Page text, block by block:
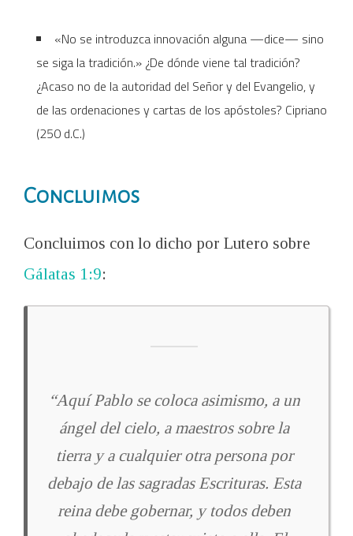
«No se introduzca innovación alguna —dice— sino
se siga la tradición.» ¿De dónde viene tal tradición?
¿Acaso no de la autoridad del Señor y del Evangelio, y
de las ordenaciones y cartas de los apóstoles? Cipriano
(250 d.C.)
Concluimos
Concluimos con lo dicho por Lutero sobre
Gálatas 1:9:
“Aquí Pablo se coloca asimismo, a un
ángel del cielo, a maestros sobre la
tierra y a cualquier otra persona por
debajo de las sagradas Escrituras. Esta
reina debe gobernar, y todos deben